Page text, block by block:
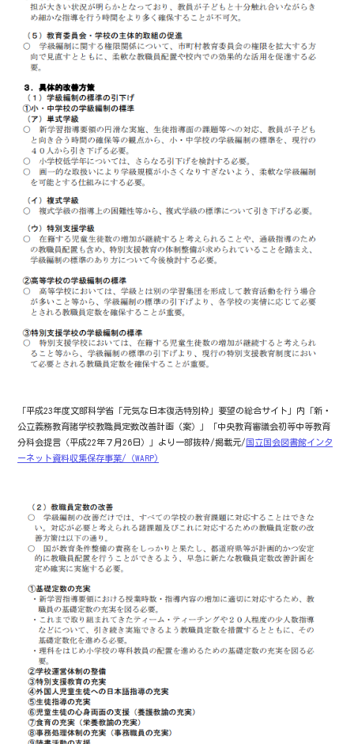
「平成23年度文部科学省「元気な日本復活特別枠」要望の総合サイト」内「新・
公立義務教育諸学校教職員定数改善計画（案）」「中央教育審議会初等中等教育
分科会提言（平成22年７月26日）」より一部抜粋/掲載元/ 国立国会図書館インタ
ーネット資料収集保存事業/（WARP)